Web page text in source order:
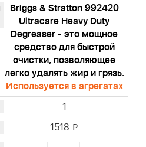
Briggs & Stratton 992420
Ultracare Heavy Duty
Degreaser - это мощное
средство для быстрой
очистки, позволяющее
легко удалять жир и грязь.
Используется в агрегатах
1
1518 i